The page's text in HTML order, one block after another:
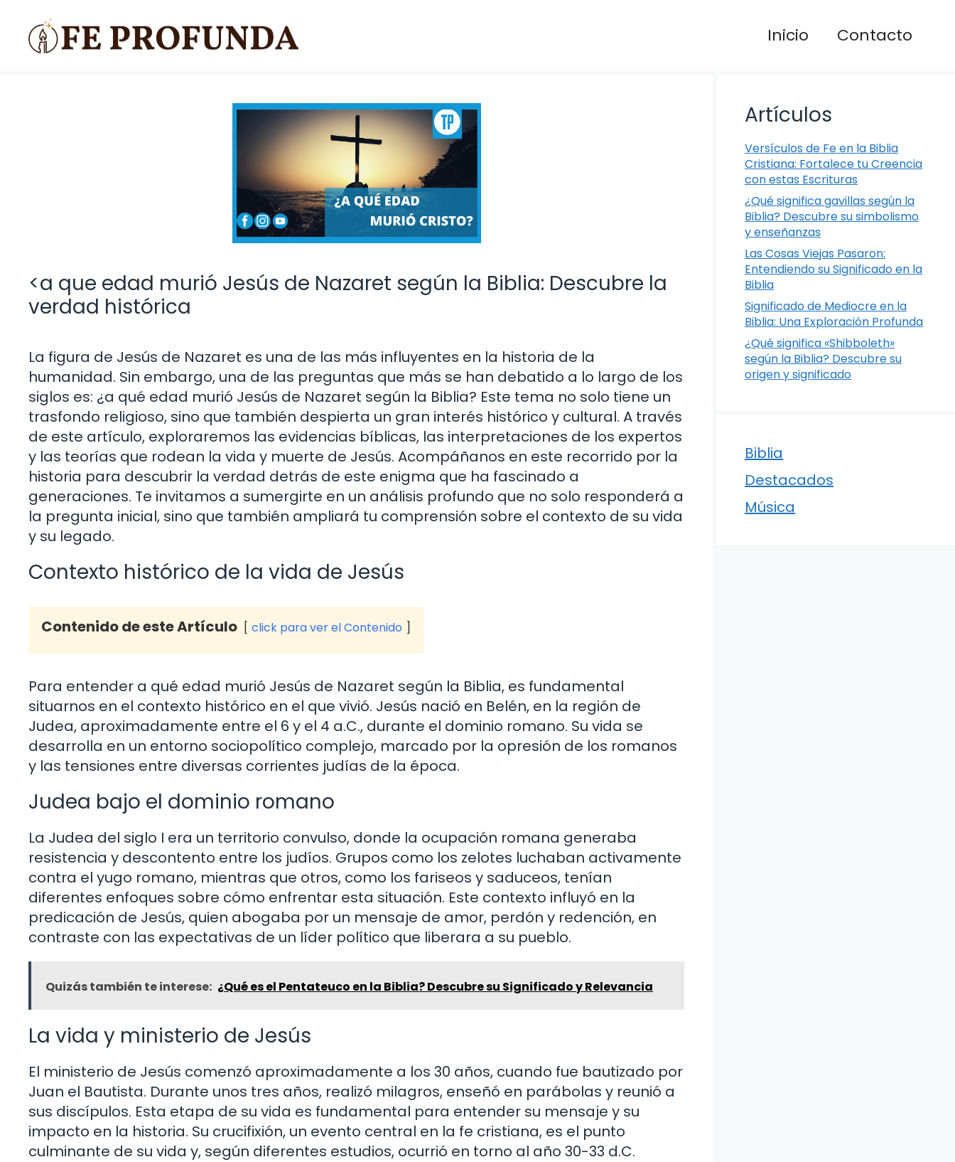
contenido
Inicio Contacto
<a que edad murió Jesús de Nazaret según la Biblia: Descubre la
verdad histórica
La figura de Jesús de Nazaret es una de las más influyentes en la historia de la
humanidad. Sin embargo, una de las preguntas que más se han debatido a lo largo de los
siglos es: ¿a qué edad murió Jesús de Nazaret según la Biblia? Este tema no solo tiene un
trasfondo religioso, sino que también despierta un gran interés histórico y cultural. A través
de este artículo, exploraremos las evidencias bíblicas, las interpretaciones de los expertos
y las teorías que rodean la vida y muerte de Jesús. Acompáñanos en este recorrido por la
historia para descubrir la verdad detrás de este enigma que ha fascinado a
generaciones. Te invitamos a sumergirte en un análisis profundo que no solo responderá a
la pregunta inicial, sino que también ampliará tu comprensión sobre el contexto de su vida
y su legado.
Contexto histórico de la vida de Jesús
Contenido de este Artículo click para ver el Contenido
Para entender a qué edad murió Jesús de Nazaret según la Biblia, es fundamental
situarnos en el contexto histórico en el que vivió. Jesús nació en Belén, en la región de
Judea, aproximadamente entre el 6 y el 4 a.C., durante el dominio romano. Su vida se
desarrolla en un entorno sociopolítico complejo, marcado por la opresión de los romanos
y las tensiones entre diversas corrientes judías de la época.
Judea bajo el dominio romano
La Judea del siglo I era un territorio convulso, donde la ocupación romana generaba
resistencia y descontento entre los judíos. Grupos como los zelotes luchaban activamente
contra el yugo romano, mientras que otros, como los fariseos y saduceos, tenían
diferentes enfoques sobre cómo enfrentar esta situación. Este contexto influyó en la
predicación de Jesús, quien abogaba por un mensaje de amor, perdón y redención, en
contraste con las expectativas de un líder político que liberara a su pueblo.
Quizás también te interese: ¿Qué es el Pentateuco en la Biblia? Descubre su Significado y Relevancia
La vida y ministerio de Jesús
El ministerio de Jesús comenzó aproximadamente a los 30 años, cuando fue bautizado por
Juan el Bautista. Durante unos tres años, realizó milagros, enseñó en parábolas y reunió a
sus discípulos. Esta etapa de su vida es fundamental para entender su mensaje y su
impacto en la historia. Su crucifixión, un evento central en la fe cristiana, es el punto
culminante de su vida y, según diferentes estudios, ocurrió en torno al año 30-33 d.C.
Artículos
Versículos de Fe en la Biblia
Cristiana: Fortalece tu Creencia
con estas Escrituras
¿Qué significa gavillas según la
Biblia? Descubre su simbolismo
y enseñanzas
Las Cosas Viejas Pasaron:
Entendiendo su Significado en la
Biblia
Significado de Mediocre en la
Biblia: Una Exploración Profunda
¿Qué significa «Shibboleth»
según la Biblia? Descubre su
origen y significado
Biblia
Destacados
Música